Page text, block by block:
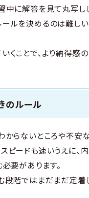
中に解答を見て丸写し
ルを決めるのは難し
くことで、より納得感
のルール
からないところや不安
ピードも速いうえに、
要があります。
段階ではまだまだ定